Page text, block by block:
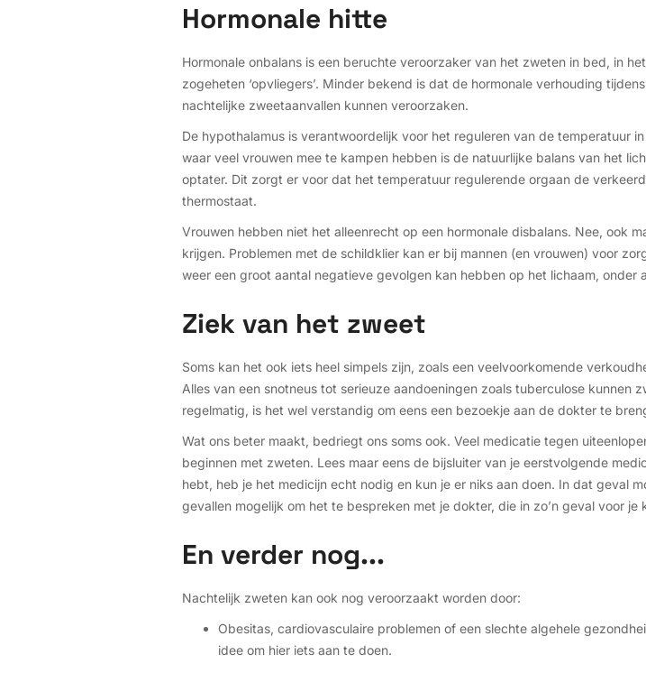
Hormonale hitte
Hormonale onbalans is een beruchte veroorzaker van het zweten in bed, in
zogeheten ‘opvliegers’. Minder bekend is dat de hormonale verhouding
nachtelijke zweetaanvallen kunnen veroorzaken.
De hypothalamus is verantwoordelijk voor het reguleren van de temperatuur
waar veel vrouwen mee te kampen hebben is de natuurlijke balans van het
optater. Dit zorgt er voor dat het temperatuur regulerende orgaan de
thermostaat.
Vrouwen hebben niet het alleenrecht op een hormonale disbalans. Nee, ook
krijgen. Problemen met de schildklier kan er bij mannen (en vrouwen) voor
weer een groot aantal negatieve gevolgen kan hebben op het lichaam, onder
Ziek van het zweet
Soms kan het ook iets heel simpels zijn, zoals een veelvoorkomende
Alles van een snotneus tot serieuze aandoeningen zoals tuberculose kunnen
regelmatig, is het wel verstandig om eens een bezoekje aan de dokter te
Wat ons beter maakt, bedriegt ons soms ook. Veel medicatie tegen
beginnen met zweten. Lees maar eens de bijsluiter van je eerstvolgende
hebt, heb je het medicijn echt nodig en kun je er niks aan doen. In dat geval
gevallen mogelijk om het te bespreken met je dokter, die in zo’n geval voor
En verder nog...
Nachtelijk zweten kan ook nog veroorzaakt worden door:
Obesitas, cardiovasculaire problemen of een slechte algehele
idee om hier iets aan te doen.